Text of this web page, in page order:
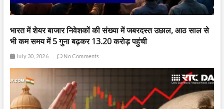
भारत में शेयर बाजार निवेशकों की संख्या में जबरदस्त उछाल, आठ साल से
भी कम समय में 5 गुना बढ़कर 13.20 करोड़ पहुंची
July 30, 2026 No Comments